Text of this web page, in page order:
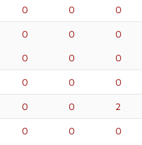
0 0 0
0 0 0
0 0 0
0 0 0
0 0 2
0 0 0